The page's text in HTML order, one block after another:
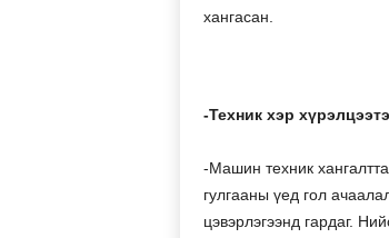
хангасан.
-Техник хэр
-Машин техник
гулгааны үед гол
цэвэрлэгээнд гардаг.